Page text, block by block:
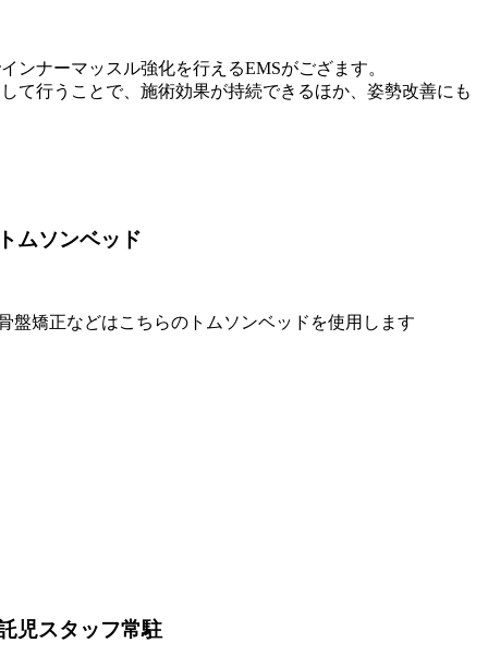
ンナーマッスル強化を行えるEMSがござます。
て行うことで、施術効果が持続できるほか、姿勢改善にも
トムソンベッド
盤矯正などはこちらのトムソンベッドを使用します
児スタッフ常駐